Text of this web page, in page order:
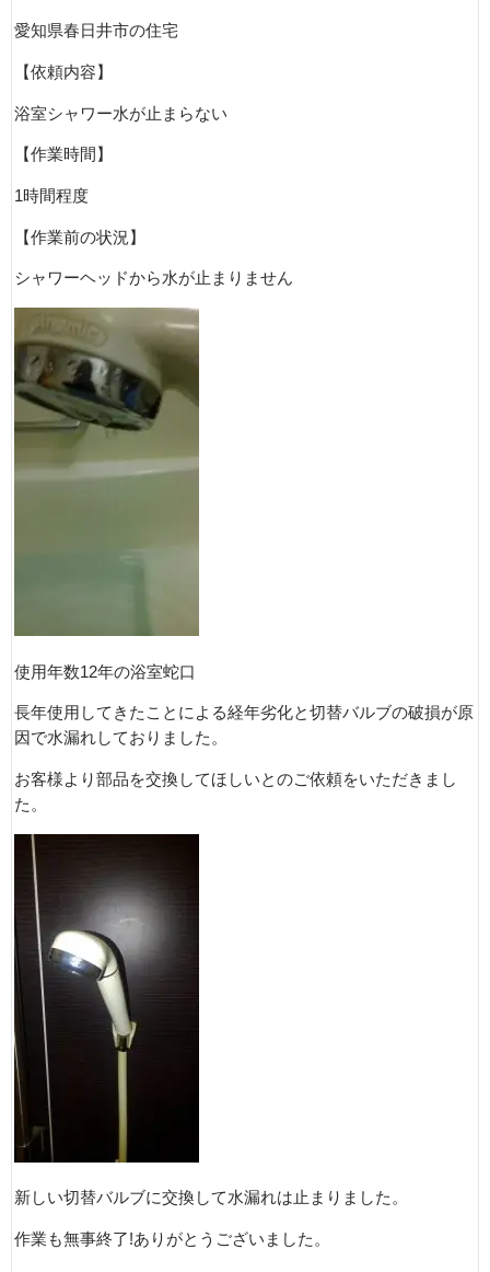
愛知県春日井市の住宅
【依頼内容】
浴室シャワー水が止まらない
【作業時間】
1時間程度
【作業前の状況】
シャワーヘッドから水が止まりません
使用年数12年の浴室蛇口
長年使用してきたことによる経年劣化と切替バルブの破損が原
因で水漏れしておりました。
お客様より部品を交換してほしいとのご依頼をいただきまし
た。
新しい切替バルブに交換して水漏れは止まりました。
作業も無事終了!ありがとうございました。